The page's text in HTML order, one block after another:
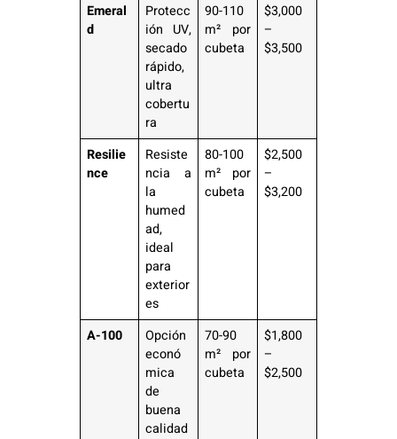
Emeral
d
Protecc
ión UV,
secado
rápido,
ultra
cobertu
ra
90-110
m² por
cubeta
$3,000
–
$3,500
Resilie
nce
Resiste
ncia a
la
humed
ad,
ideal
para
exterior
es
80-100
m² por
cubeta
$2,500
–
$3,200
A-100
Opción
econó
mica
de
buena
calidad
70-90
m² por
cubeta
$1,800
–
$2,500